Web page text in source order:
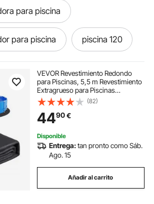
para piscina
para piscina piscina 120
piscinas
cerca de mi
piscina
VEVOR Revestimiento Redondo
para Piscinas, 5,5 m Revestimiento
Extragrueso para Piscinas
Elevadas, Evita Pinchazos, Base de
Geotextil Reciclado, Prolonga la
Vida Útil del Revestimiento, Negro
(82)
4490€
Disponible
Entrega:tan pronto como Sáb.
Ago. 15
Añadir al carrito